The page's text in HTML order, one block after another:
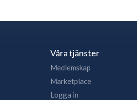
Våra tjänster
Medlemskap
Marketplace
Logga in